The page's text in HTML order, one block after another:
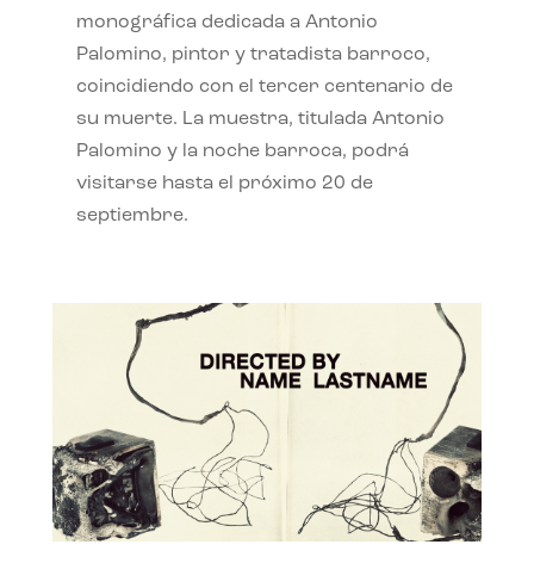
monográfica dedicada a Antonio
Palomino, pintor y tratadista barroco,
coincidiendo con el tercer centenario de
su muerte. La muestra, titulada Antonio
Palomino y la noche barroca, podrá
visitarse hasta el próximo 20 de
septiembre.